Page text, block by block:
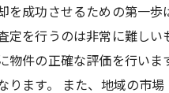
を成功させるための第一
定を行うのは非常に難し
物件の正確な評価を行い
ります。 また、地域の市